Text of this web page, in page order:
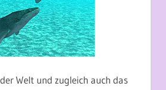
Welt und zugleich auch das